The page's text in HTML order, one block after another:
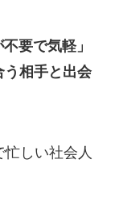
要で気軽」
う相手と出会
しい社会人